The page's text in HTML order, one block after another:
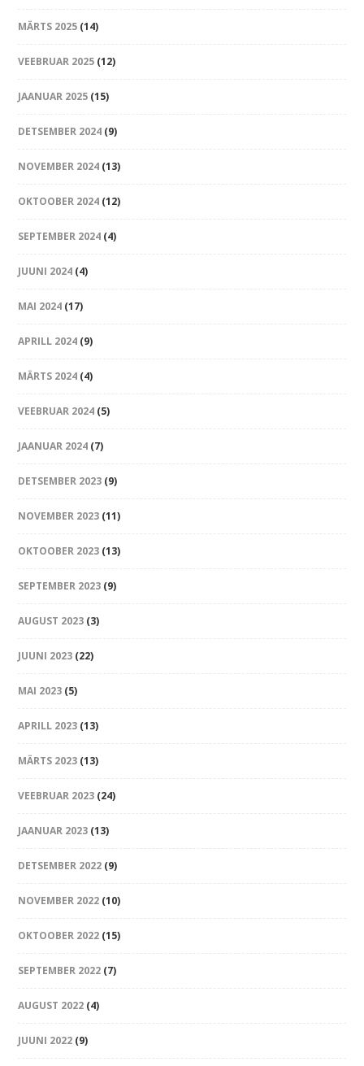
MÄRTS 2025 (14)
VEEBRUAR 2025 (12)
JAANUAR 2025 (15)
DETSEMBER 2024 (9)
NOVEMBER 2024 (13)
OKTOOBER 2024 (12)
SEPTEMBER 2024 (4)
JUUNI 2024 (4)
MAI 2024 (17)
APRILL 2024 (9)
MÄRTS 2024 (4)
VEEBRUAR 2024 (5)
JAANUAR 2024 (7)
DETSEMBER 2023 (9)
NOVEMBER 2023 (11)
OKTOOBER 2023 (13)
SEPTEMBER 2023 (9)
AUGUST 2023 (3)
JUUNI 2023 (22)
MAI 2023 (5)
APRILL 2023 (13)
MÄRTS 2023 (13)
VEEBRUAR 2023 (24)
JAANUAR 2023 (13)
DETSEMBER 2022 (9)
NOVEMBER 2022 (10)
OKTOOBER 2022 (15)
SEPTEMBER 2022 (7)
AUGUST 2022 (4)
JUUNI 2022 (9)